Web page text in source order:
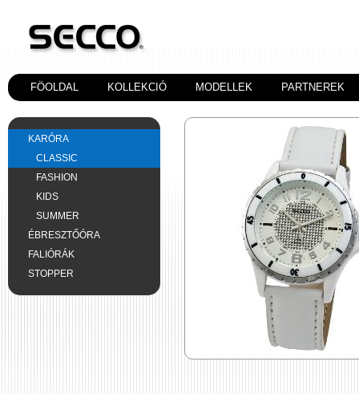
FÖOLDAL KOLLEKCIÓ MODELLEK PARTNEREK
KARÓRA
CLASSIC
FASHION
KIDS
SUMMER
ÉBRESZTŐÓRA
FALIÓRÁK
STOPPER